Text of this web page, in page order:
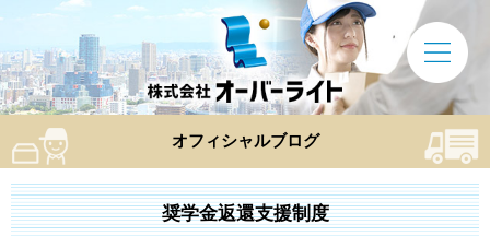
オフィシャルブログ
奨学金返還支援制度